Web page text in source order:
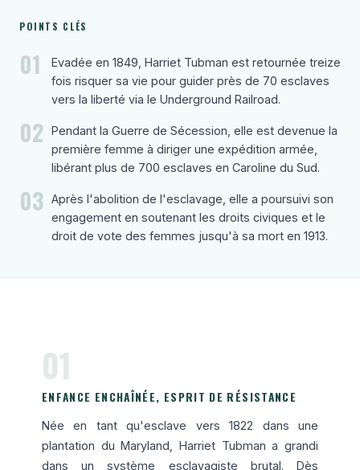
POINTS CLÉS
01
Evadée en 1849, Harriet Tubman est retournée treize
fois risquer sa vie pour guider près de 70 esclaves
vers la liberté via le Underground Railroad.
02
Pendant la Guerre de Sécession, elle est devenue la
première femme à diriger une expédition armée,
libérant plus de 700 esclaves en Caroline du Sud.
03
Après l'abolition de l'esclavage, elle a poursuivi son
engagement en soutenant les droits civiques et le
droit de vote des femmes jusqu'à sa mort en 1913.
01
ENFANCE ENCHAÎNÉE, ESPRIT DE RÉSISTANCE
Née en tant qu'esclave vers 1822 dans une
plantation du Maryland, Harriet Tubman a grandi
dans un système esclavagiste brutal. Dès